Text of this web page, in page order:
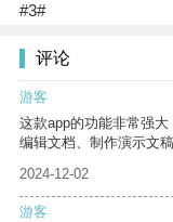
#3#
评论
游客
这款app的功能非常强
编辑文档、制作演示文
2024-12-02
游客